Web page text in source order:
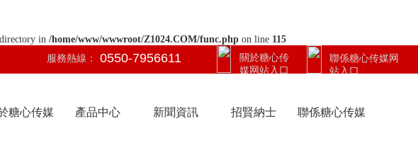
in /home/www/wwwroot/Z1024.COM/func.php on line 115
服務熱線：
關於糖心传
媒网站入口
0550-7956611
聯係糖心传媒网
站入口
糖心传媒 產品中心 新聞資訊 招賢納士 聯係糖心传媒